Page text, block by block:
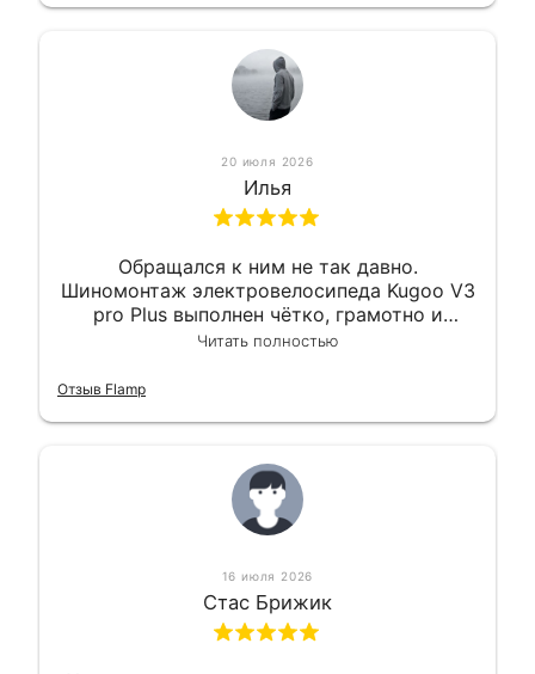
20 июля 2026
Илья
Обращался к ним не так давно.
Шиномонтаж электровелосипеда Kugoo V3
pro Plus выполнен чётко, грамотно и
квалифицированно. Всё сделано
Читать полностью
Отзыв Flamp
16 июля 2026
Стас Брижик